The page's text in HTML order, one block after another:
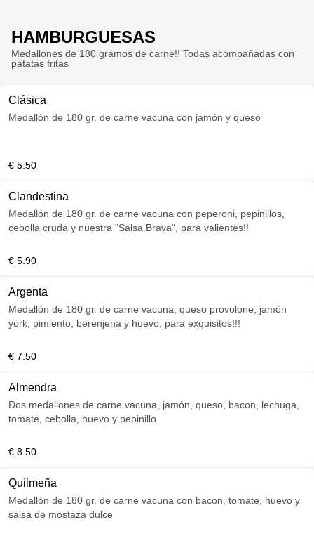
HAMBURGUESAS
Medallones de 180 gramos de carne!! Todas acompañadas con
patatas fritas
Clásica
Medallón de 180 gr. de carne vacuna con jamón y queso
€ 5.50
Clandestina
Medallón de 180 gr. de carne vacuna con peperoni, pepinillos,
cebolla cruda y nuestra "Salsa Brava", para valientes!!
€ 5.90
Argenta
Medallón de 180 gr. de carne vacuna, queso provolone, jamón
york, pimiento, berenjena y huevo, para exquisitos!!!
€ 7.50
Almendra
Dos medallones de carne vacuna, jamón, queso, bacon, lechuga,
tomate, cebolla, huevo y pepinillo
€ 8.50
Quilmeña
Medallón de 180 gr. de carne vacuna con bacon, tomate, huevo y
salsa de mostaza dulce